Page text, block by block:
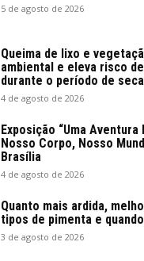
5 de agosto de 2026
Queima de lixo e
ambiental e eleva risco
durante o período de seca
4 de agosto de 2026
Exposição “Uma
Nosso Corpo, Nosso
Brasília
4 de agosto de 2026
Quanto mais ardida,
tipos de pimenta e
3 de agosto de 2026